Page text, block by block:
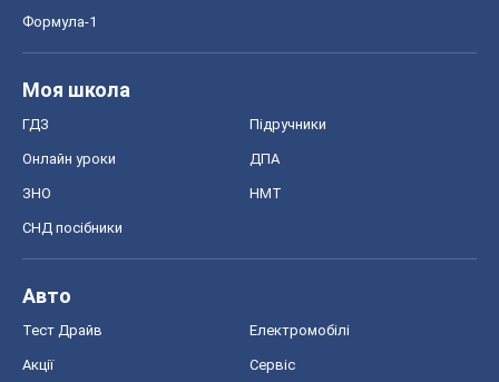
Формула-1
Моя школа
ГДЗ Підручники
Онлайн уроки ДПА
ЗНО НМТ
СНД посібники
Авто
Тест Драйв Електромобілі
Акції Сервіс